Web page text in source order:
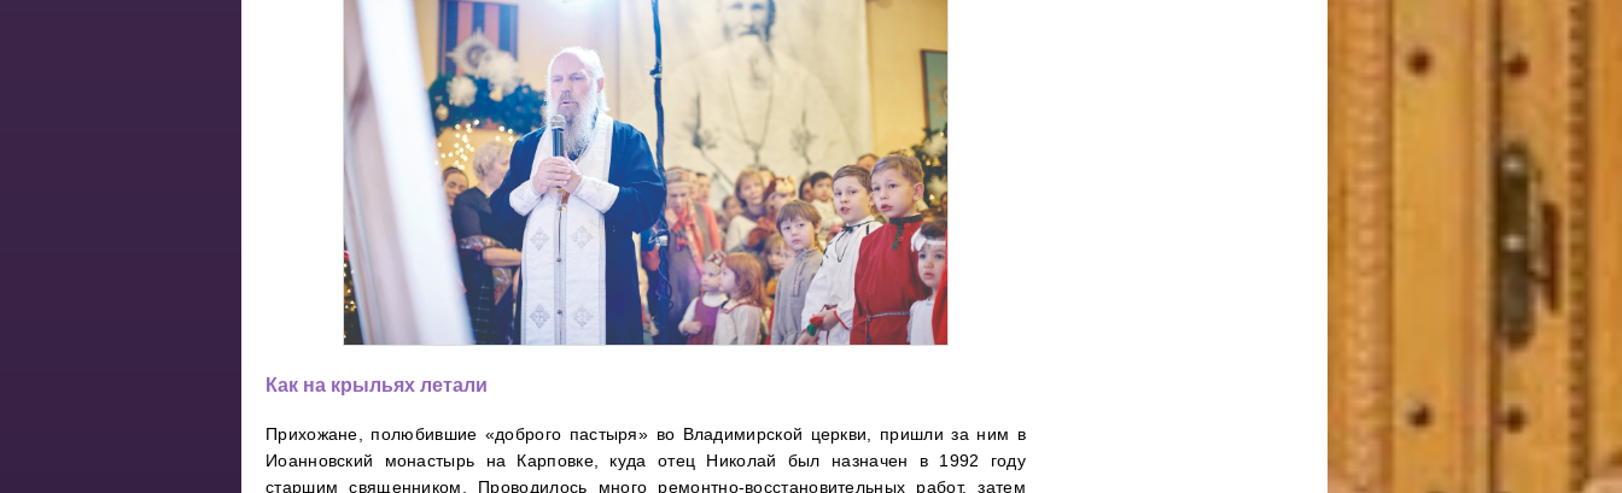
Как на крыльях летали
Прихожане, полюбившие «доброго пастыря» во Владимирской церкви, пришли за ним в
Иоанновский монастырь на Карповке, куда отец Николай был назначен в 1992 году
старшим священником. Проводилось много ремонтно-восстановительных работ, затем